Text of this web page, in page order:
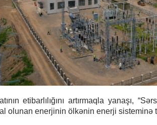
etibarlılığını artırmaqla yanaşı,
olunan enerjinin ölkənin enerji